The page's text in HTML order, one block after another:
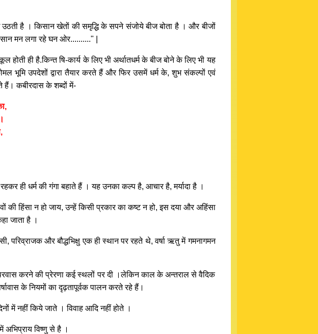
उठती है । किसान खेतों की समृद्धि के सपने संजोये बीज बोता है । और बीजों
मन लगा रहे घन ओर.........." |
होती ही है.किन्त षि-कार्य के लिए भी अर्थातधर्म के बीज बोने के लिए भी यह
भूमि उपदेशों द्वारा तैयार करते हैं और फिर उसमें धर्म के, शुभ संकल्पों एवं
हैं। कबीरदास के शब्दों में-
ही धर्म की गंगा बहाते हैं । यह उनका कल्प है, आचार है, मर्यादा है ।
की हिंसा न हो जाय, उन्हें किसी प्रकार का कष्ट न हो, इस दया और अहिंसा
जाता है ।
परिव्राजक और बौद्धभिक्षु एक ही स्थान पर रहते थे, वर्षा ऋतु में गमनागमन
करने की प्रेरणा कई स्थलों पर दी ।लेकिन काल के अन्तराल से वैदिक
के नियमों का दृढ़तापूर्वक पालन करते रहे हैं।
में नहीं किये जाते । विवाह आदि नहीं होते ।
अभिप्राय विष्णु से है ।